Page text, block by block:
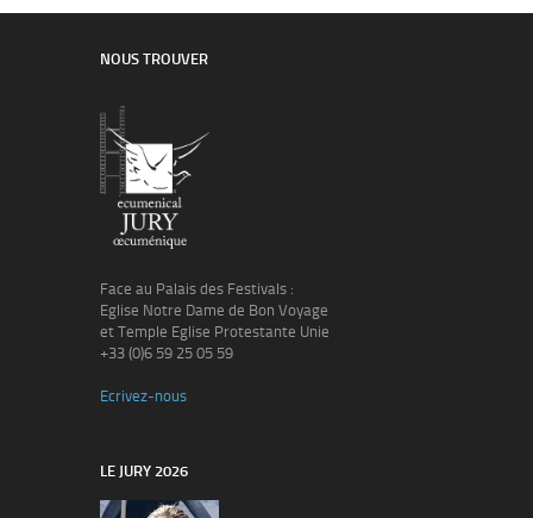
NOUS TROUVER
Face au Palais des Festivals :
Eglise Notre Dame de Bon Voyage
et Temple Eglise Protestante Unie
+33 (0)6 59 25 05 59
Ecrivez-nous
LE JURY 2026